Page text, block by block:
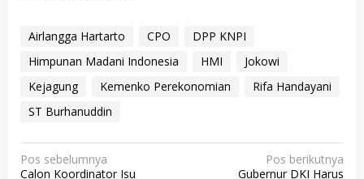
Airlangga Hartarto CPO
DPP KNPI
Himpunan Madani Indonesia
HMI
Jokowi
Kejagung
Kemenko Perekonomian
Rifa Handayani
ST Burhanuddin
N
Pos sebelumnya
Calon Koordinator Isu
Pos berikutnya
Gubernur DKI Harus